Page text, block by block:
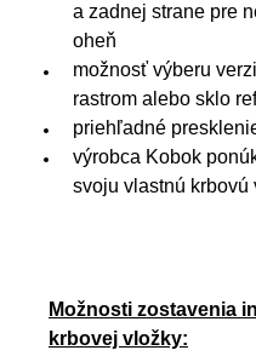
a zadnej strane pre
oheň
možnosť výberu
rastrom alebo sklo
priehľadné
výrobca Kobok
svoju vlastnú krbovú
Možnosti zostavenia
krbovej vložky: